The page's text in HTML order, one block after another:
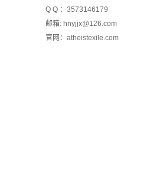
Q Q ：3573146179
邮箱: hnyjjx@126.com
官网： atheistexile.com